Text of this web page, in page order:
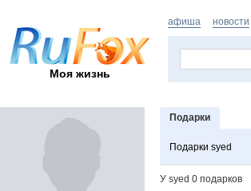
Моя жизнь
афиша новости
Подарки
Подарки syed
У syed 0 подарков